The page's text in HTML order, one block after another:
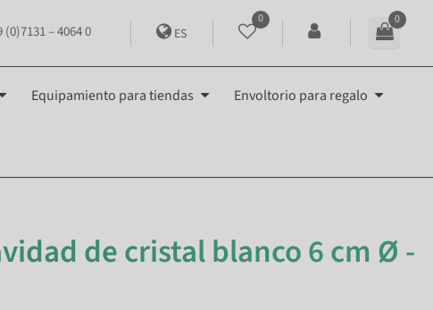
(0)7131 – 4064 0 ES
0 0
Equipamiento para tiendas Envoltorio para regalo
de cristal blanco 6 cm Ø -